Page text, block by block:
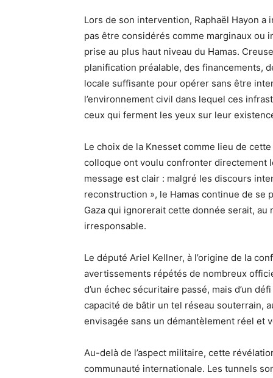
Lors de son intervention, Raphaël Hayon
pas être considérés comme marginaux ou
prise au plus haut niveau du Hamas.
planification préalable, des financements,
locale suffisante pour opérer sans être
l’environnement civil dans lequel ces
ceux qui ferment les yeux sur leur
Le choix de la Knesset comme lieu de
colloque ont voulu confronter directement
message est clair : malgré les discours
reconstruction », le Hamas continue de se
Gaza qui ignorerait cette donnée serait,
irresponsable.
Le député Ariel Kellner, à l’origine de la
avertissements répétés de nombreux
d’un échec sécuritaire passé, mais d’un
capacité de bâtir un tel réseau souterrain,
envisagée sans un démantèlement réel et
Au-delà de l’aspect militaire, cette
communauté internationale. Les tunnels